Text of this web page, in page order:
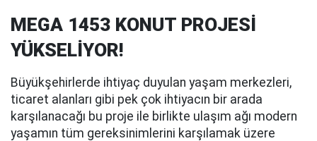
MEGA 1453 KONUT PROJESİ
YÜKSELİYOR!
Büyükşehirlerde ihtiyaç duyulan yaşam merkezleri,
ticaret alanları gibi pek çok ihtiyacın bir arada
karşılanacağı bu proje ile birlikte ulaşım ağı modern
yaşamın tüm gereksinimlerini karşılamak üzere